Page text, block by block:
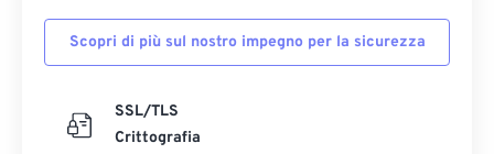
Scopri di più sul nostro impegno per la sicurezza
SSL/TLS
Crittografia